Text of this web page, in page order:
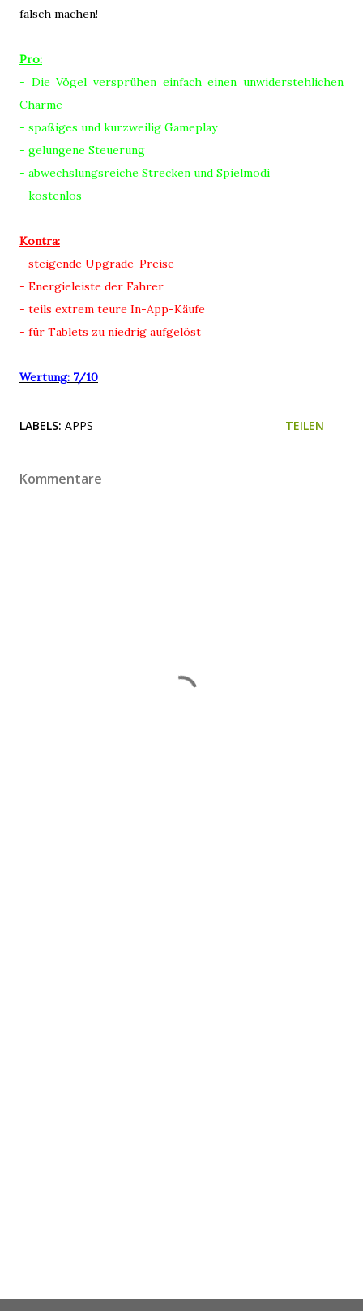
falsch machen!
Pro:
- Die Vögel versprühen einfach einen unwiderstehlichen
Charme
- spaßiges und kurzweilig Gameplay
- gelungene Steuerung
- abwechslungsreiche Strecken und Spielmodi
- kostenlos
Kontra:
- steigende Upgrade-Preise
- Energieleiste der Fahrer
- teils extrem teure In-App-Käufe
- für Tablets zu niedrig aufgelöst
Wertung: 7/10
LABELS: APPS TEILEN
Kommentare